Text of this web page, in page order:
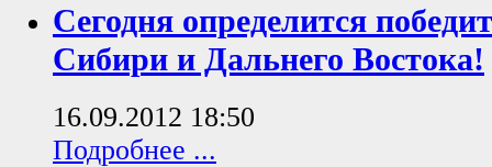
Сегодня определится
Сибири и Дальнего Востока!
16.09.2012 18:50
Подробнее ...